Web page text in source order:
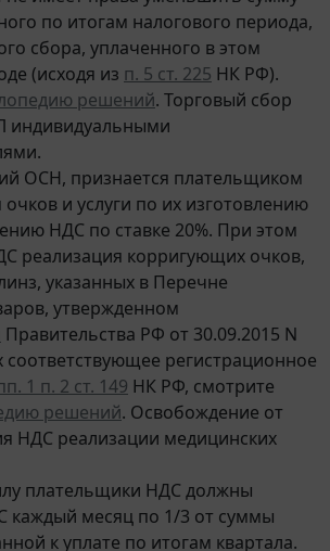
по итогам налогового периода,
сбора, уплаченного в этом
(исходя из п. 5 ст. 225 НК РФ).
решений. Торговый сбор
индивидуальными
ОСН, признается плательщиком
и услуги по их изготовлению
НДС по ставке 20%. При этом
реализация корригующих очков,
указанных в Перечне
утвержденном
Правительства РФ от 30.09.2015 N
регистрационное
1 п. 2 ст. 149 НК РФ, смотрите
решений. Освобождение от
НДС реализации медицинских
плательщики НДС должны
каждый месяц по 1/3 от суммы
к уплате по итогам квартала.